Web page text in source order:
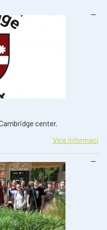
center.
Více informací